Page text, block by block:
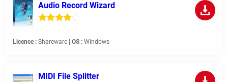
Audio Record Wizard
Licence : Shareware | OS : Windows
MIDI File Splitter